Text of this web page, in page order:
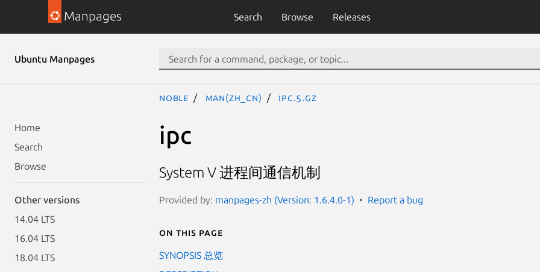
Manpages Search Browse Releases
Ubuntu Manpages
Home
Search
Browse
Other versions
14.04 LTS
16.04 LTS
18.04 LTS
noble man(zh_CN) ipc.5.gz
ipc
System V 进程间通信机制
Provided by: manpages-zh (Version: 1.6.4.0-1) Report a bug
On this page
SYNOPSIS 总览